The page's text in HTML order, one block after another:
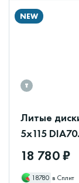
NEW
Литые
5x115
18 780 ₽
18780 в Сплит